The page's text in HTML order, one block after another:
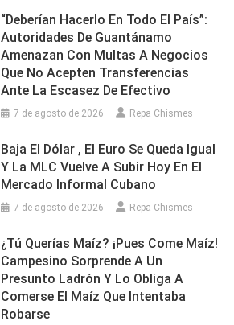
“Deberían Hacerlo En Todo El País”:
Autoridades De Guantánamo
Amenazan Con Multas A Negocios
Que No Acepten Transferencias
Ante La Escasez De Efectivo
7 de agosto de 2026 Repa Chismes
Baja El Dólar , El Euro Se Queda Igual
Y La MLC Vuelve A Subir Hoy En El
Mercado Informal Cubano
7 de agosto de 2026 Repa Chismes
¿Tú Querías Maíz? ¡Pues Come Maíz!
Campesino Sorprende A Un
Presunto Ladrón Y Lo Obliga A
Comerse El Maíz Que Intentaba
Robarse